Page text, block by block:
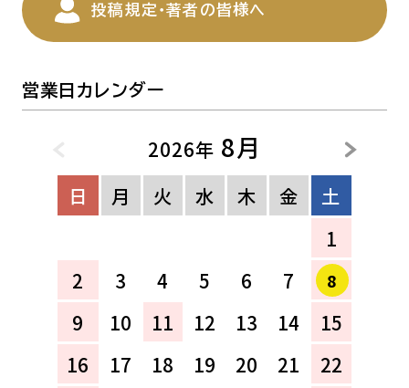
投稿規定・著者の皆様へ
営業日カレンダー
2026年 8月
日 月 火 水 木 金
土
1
2
3 4 5 6 7 8
9 10 11 12 13 14
15
16
17 18 19 20 21
22